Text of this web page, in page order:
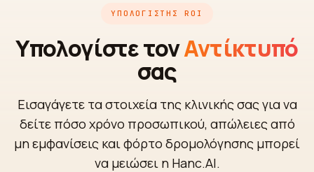
ΥΠΟΛΟΓΙΣΤΉΣ ROI
Υπολογίστε τονΑντίκτυπό
σας
Εισαγάγετε τα στοιχεία της κλινικής σας για να
δείτε πόσο χρόνο προσωπικού, απώλειες από
μη εμφανίσεις και φόρτο δρομολόγησης μπορεί
να μειώσει η Hanc.AI.